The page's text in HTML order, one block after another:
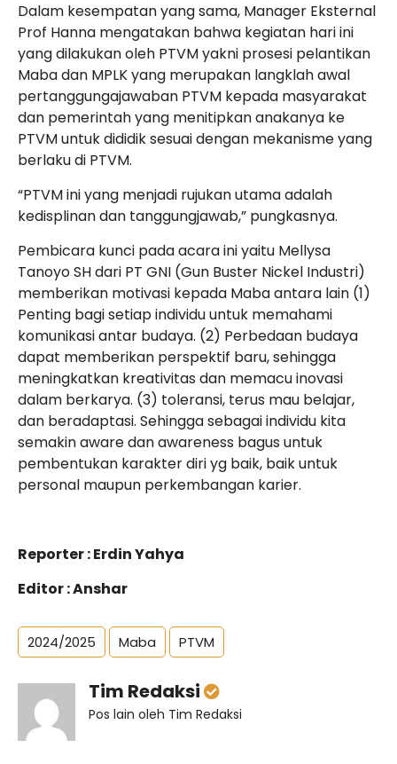
Dalam kesempatan yang sama, Manager Eksternal
Prof Hanna mengatakan bahwa kegiatan hari ini
yang dilakukan oleh PTVM yakni prosesi pelantikan
Maba dan MPLK yang merupakan langklah awal
pertanggungajawaban PTVM kepada masyarakat
dan pemerintah yang menitipkan anakanya ke
PTVM untuk dididik sesuai dengan mekanisme yang
berlaku di PTVM.
“PTVM ini yang menjadi rujukan utama adalah
kedisplinan dan tanggungjawab,” pungkasnya.
Pembicara kunci pada acara ini yaitu Mellysa
Tanoyo SH dari PT GNI (Gun Buster Nickel Industri)
memberikan motivasi kepada Maba antara lain (1)
Penting bagi setiap individu untuk memahami
komunikasi antar budaya. (2) Perbedaan budaya
dapat memberikan perspektif baru, sehingga
meningkatkan kreativitas dan memacu inovasi
dalam berkarya. (3) toleransi, terus mau belajar,
dan beradaptasi. Sehingga sebagai individu kita
semakin aware dan awareness bagus untuk
pembentukan karakter diri yg baik, baik untuk
personal maupun perkembangan karier.
Reporter : Erdin Yahya
Editor : Anshar
2024/2025 Maba PTVM
Tim Redaksi
Pos lain oleh Tim Redaksi